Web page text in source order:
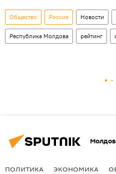
Общество Россия Новости
Республика Молдова рейтинг
ПОЛИТИКА ЭКОНОМИКА